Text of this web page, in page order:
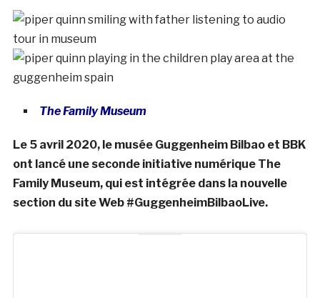
The Family Museum
Le 5 avril 2020, le musée Guggenheim Bilbao et BBK
ont lancé une seconde initiative numérique The
Family Museum, qui est intégrée dans la nouvelle
section du site Web #GuggenheimBilbaoLive.